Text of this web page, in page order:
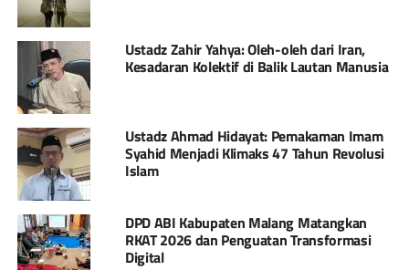
Ustadz Zahir Yahya: Oleh-oleh dari Iran,
Kesadaran Kolektif di Balik Lautan Manusia
Ustadz Ahmad Hidayat: Pemakaman Imam
Syahid Menjadi Klimaks 47 Tahun Revolusi
Islam
DPD ABI Kabupaten Malang Matangkan
RKAT 2026 dan Penguatan Transformasi
Digital